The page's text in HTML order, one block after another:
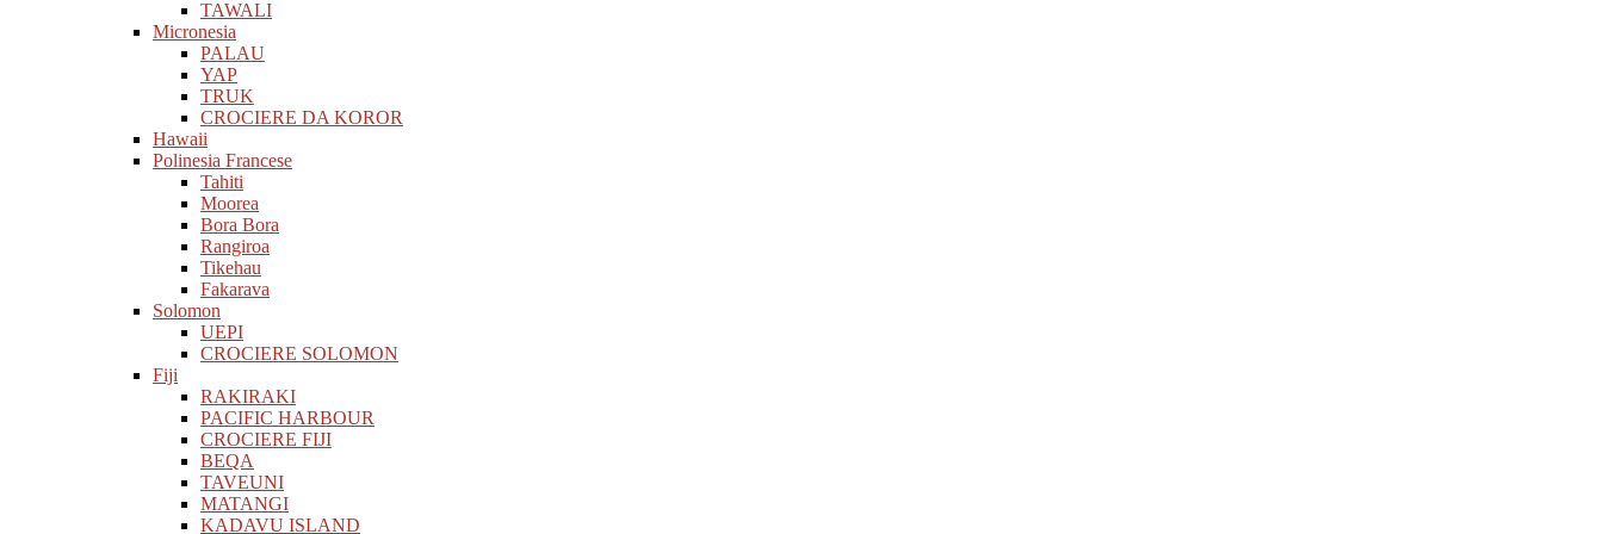
TAWALI
Micronesia
PALAU
YAP
TRUK
CROCIERE DA KOROR
Hawaii
Polinesia Francese
Tahiti
Moorea
Bora Bora
Rangiroa
Tikehau
Fakarava
Solomon
UEPI
CROCIERE SOLOMON
Fiji
RAKIRAKI
PACIFIC HARBOUR
CROCIERE FIJI
BEQA
TAVEUNI
MATANGI
KADAVU ISLAND